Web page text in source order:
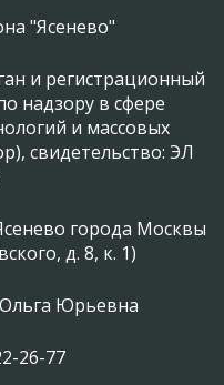
"Ясенево"
и регистрационный
надзору в сфере
и массовых
свидетельство: ЭЛ
города Москвы
д. 8, к. 1)
Юрьевна
26-77